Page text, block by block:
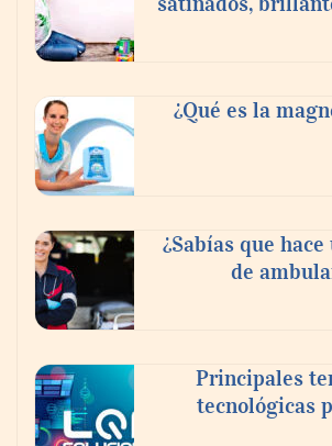
Beatbot: la solución ideal
familias disfruten de un final
temporada de piscina
¿Qué es la
¿Sabías que
de
Principales
tecnológicas